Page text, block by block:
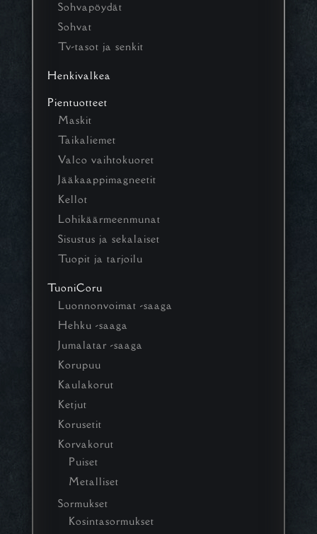
Sohvapöydät
Sohvat
Tv-tasot ja senkit
Henkivalkea
Pientuotteet
Maskit
Taikaliemet
Valco vaihtokuoret
Jääkaappimagneetit
Kellot
Lohikäärmeenmunat
Sisustus ja sekalaiset
Tuopit ja tarjoilu
TuoniCoru
Luonnonvoimat -saaga
Hehku -saaga
Jumalatar -saaga
Korupuu
Kaulakorut
Ketjut
Korusetit
Korvakorut
Puiset
Metalliset
Sormukset
Kosintasormukset